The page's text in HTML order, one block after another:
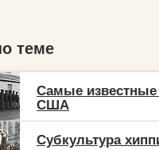
теме
Самые
США
Субкультура